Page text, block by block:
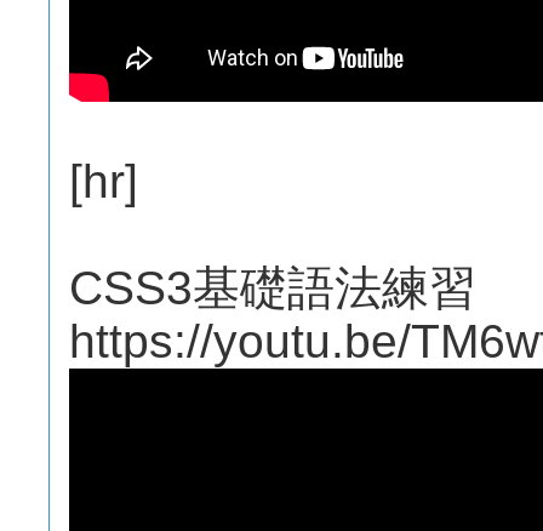
[hr]
CSS3基礎語法練習
https://youtu.be/